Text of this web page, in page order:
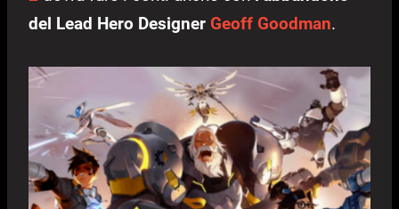
del Lead Hero Designer Geoff Goodman.